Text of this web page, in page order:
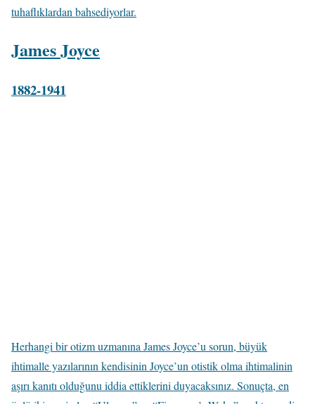
tuhaflıklardan bahsediyorlar.
James Joyce
1882-1941
Herhangi bir otizm uzmanına James Joyce’u sorun, büyük
ihtimalle yazılarının kendisinin Joyce’un otistik olma ihtimalinin
aşırı kanıtı olduğunu iddia ettiklerini duyacaksınız. Sonuçta, en